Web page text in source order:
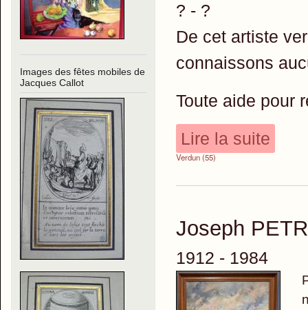
Images des fêtes mobiles de
Jacques Callot
? - ?
De cet artiste
connaissons
Toute aide pour
Lire la suite
Verdun (55)
Joseph
1912 - 1984